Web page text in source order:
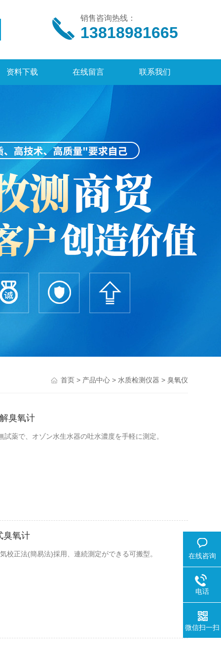
销售咨询热线：
13818981665
资料下载 在线留言 联系我们
首页> 产品中心> 水质检测仪器 > 臭氧仪
臭氧计
薬で、オゾン水生水器の吐水濃度を手軽に測定。
臭氧计
校正法(簡易法)採用、連続測定ができる可搬型。 在线咨询
电话
微信扫一扫